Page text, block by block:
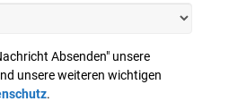
Absenden" unsere
unsere weiteren wichtigen
.